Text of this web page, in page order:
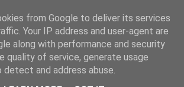
from Google to deliver its services
Your IP address and user-agent are
along with performance and security
quality of service, generate usage
and address abuse.